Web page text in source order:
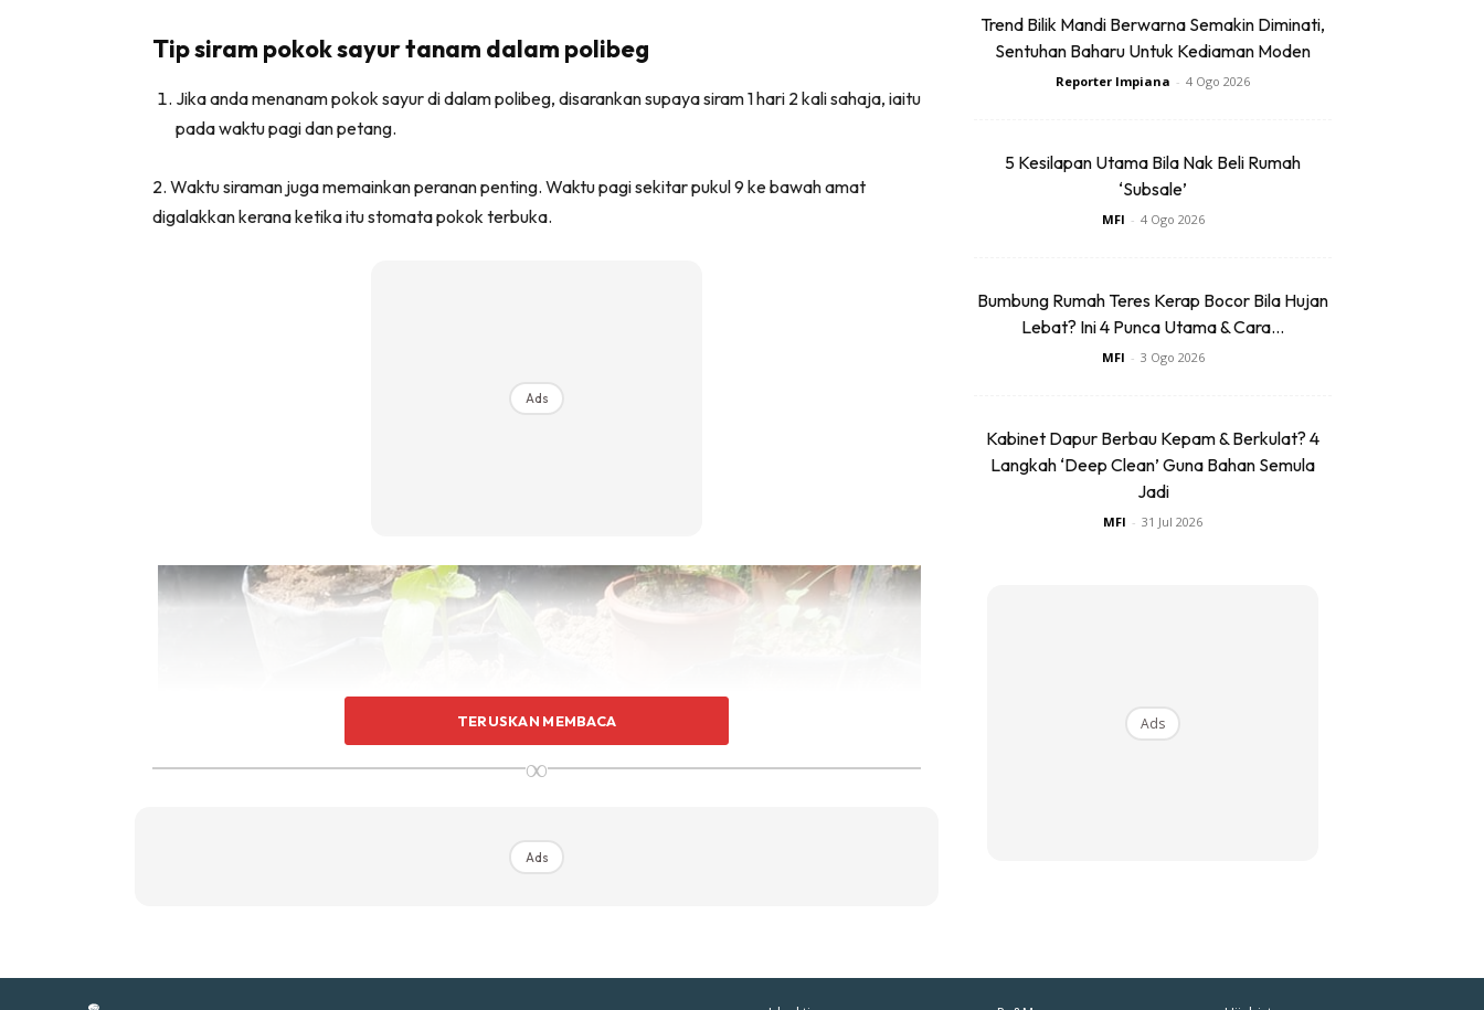
Hartanah
Landed
Impiana MakeOver
Tip siram pokok sayur tanam dalam polibeg
Jika anda menanam pokok sayur di dalam polibeg, disarankan supaya siram 1 hari 2 kali sahaja, iaitu
pada waktu pagi dan petang.
2. Waktu siraman juga memainkan peranan penting. Waktu pagi sekitar pukul 9 ke bawah amat
digalakkan kerana ketika itu stomata pokok terbuka.
Ads
TERUSKAN MEMBACA
∞
Ads
Trend Bilik Mandi Berwarna Semakin Diminati,
Sentuhan Baharu Untuk Kediaman Moden
Reporter Impiana - 4 Ogo 2026
5 Kesilapan Utama Bila Nak Beli Rumah
‘Subsale’
MFI - 4 Ogo 2026
Bumbung Rumah Teres Kerap Bocor Bila Hujan
Lebat? Ini 4 Punca Utama & Cara...
MFI - 3 Ogo 2026
Kabinet Dapur Berbau Kepam & Berkulat? 4
Langkah ‘Deep Clean’ Guna Bahan Semula
Jadi
MFI - 31 Jul 2026
Ads